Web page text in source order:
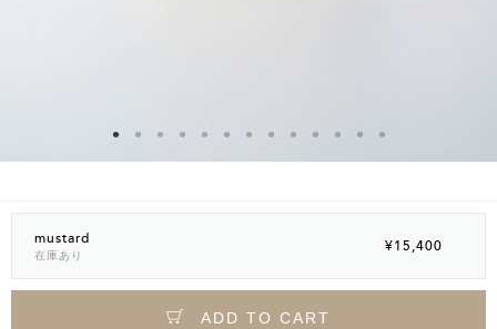
mustard
在庫あり
¥15,400
ADD TO CART